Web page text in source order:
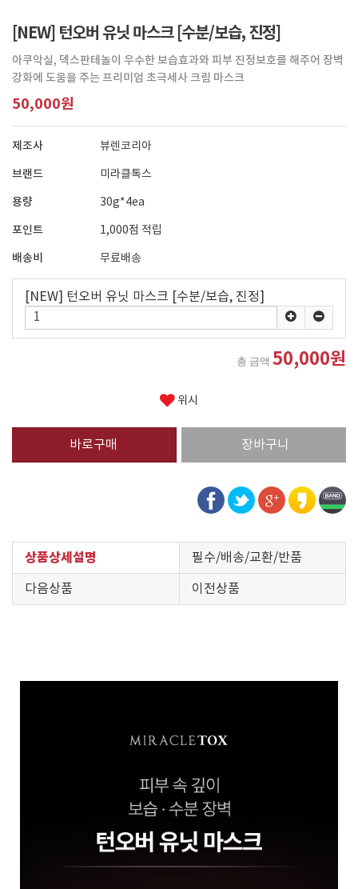
[NEW] 턴오버 유닛 마스크 [수분/보습, 진정]
아쿠악실, 덱스판테놀이 우수한 보습효과와 피부 진정보호를 해주어 장벽
강화에 도움을 주는 프리미엄 초극세사 크림 마스크
50,000원
제조사 뷰렌코리아
브랜드 미라클톡스
용량 30g*4ea
포인트 1,000점 적립
배송비 무료배송
[NEW] 턴오버 유닛 마스크 [수분/보습, 진정]
총 금액 50,000원
위시
상품상세설명 필수/배송/교환/반품
다음상품 이전상품